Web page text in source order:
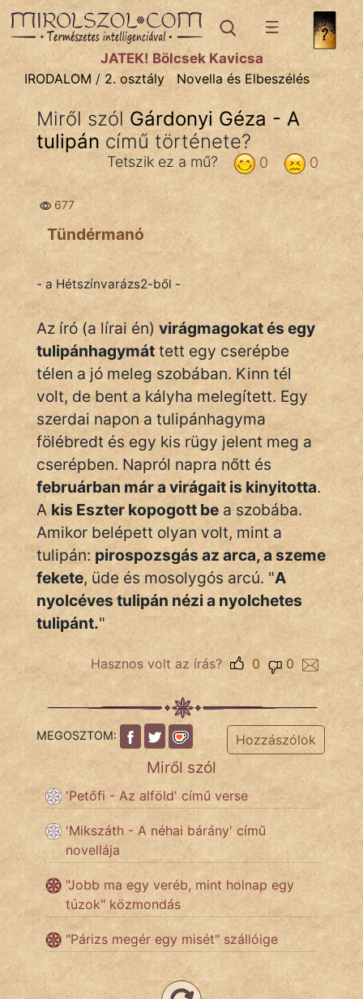
IRODALOMtémák:
Dráma
Költemény
Eposz
Komédia
Kötelező
Mitológia
Monda
Novella
És
Elbeszélés
Regény
Tanmese
Vers
IRODALOM
KÖZMONDÁS
ZENE
FILM
ÉLETMÓD
MAGYARSÁG
És
TÖRTÉNELEM
JÁTÉK! Bölcsek Kavicsa
IRODALOM / 2. osztály Novella és Elbeszélés
Miről szól Gárdonyi Géza - A
tulipán című története?
0
0
Tetszik ez a mű?
677
Tündérmanó
- a Hétszínvarázs2-ből -
Az író (a lírai én) virágmagokat és egy
tulipánhagymát tett egy cserépbe
télen a jó meleg szobában. Kinn tél
volt, de bent a kályha melegített. Egy
szerdai napon a tulipánhagyma
fölébredt és egy kis rügy jelent meg a
cserépben. Napról napra nőtt és
februárban már a virágait is kinyitotta.
A kis Eszter kopogott be a szobába.
Amikor belépett olyan volt, mint a
tulipán: pirospozsgás az arca, a szeme
fekete, üde és mosolygós arcú. "A
nyolcéves tulipán nézi a nyolchetes
tulipánt."
Hasznos volt az írás? 0
0
MEGOSZTOM: Hozzászólok
Miről szól
'Petőfi - Az alföld' című verse
'Mikszáth - A néhai bárány' című
novellája
"Jobb ma egy veréb, mint holnap egy
túzok" közmondás
"Párizs megér egy misét" szállóige